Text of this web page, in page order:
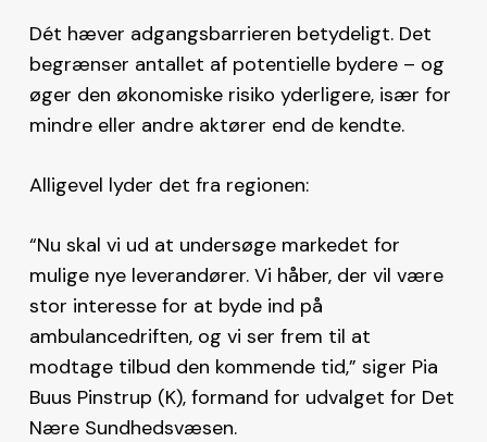
Dét hæver adgangsbarrieren betydeligt. Det
begrænser antallet af potentielle bydere – og
øger den økonomiske risiko yderligere, især for
mindre eller andre aktører end de kendte.
Alligevel lyder det fra regionen:
“Nu skal vi ud at undersøge markedet for
mulige nye leverandører. Vi håber, der vil være
stor interesse for at byde ind på
ambulancedriften, og vi ser frem til at
modtage tilbud den kommende tid,” siger Pia
Buus Pinstrup (K), formand for udvalget for Det
Nære Sundhedsvæsen.